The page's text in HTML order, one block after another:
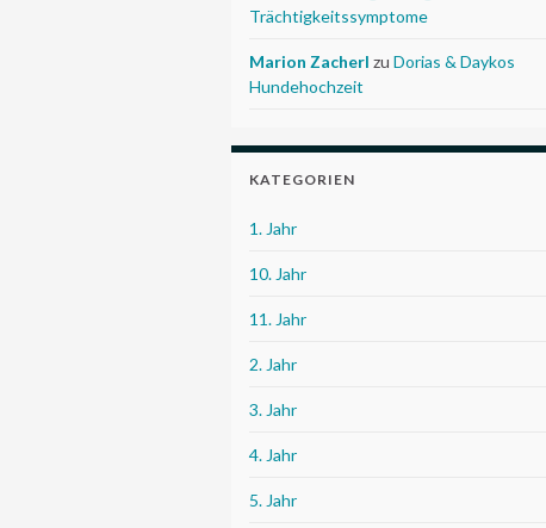
Trächtigkeitssymptome
Marion Zacherl zu Dorias & Daykos
Hundehochzeit
KATEGORIEN
1. Jahr
10. Jahr
11. Jahr
2. Jahr
3. Jahr
4. Jahr
5. Jahr